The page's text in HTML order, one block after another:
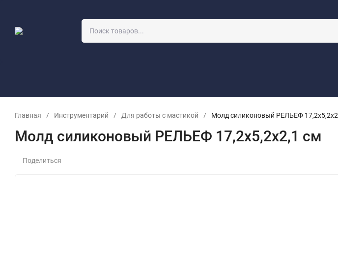
Главная / Инструментарий / Для работы с мастикой / Молд силиконовый РЕЛЬЕФ
Молд силиконовый РЕЛЬЕФ 17,2х5,2х2,1 см
Поделиться